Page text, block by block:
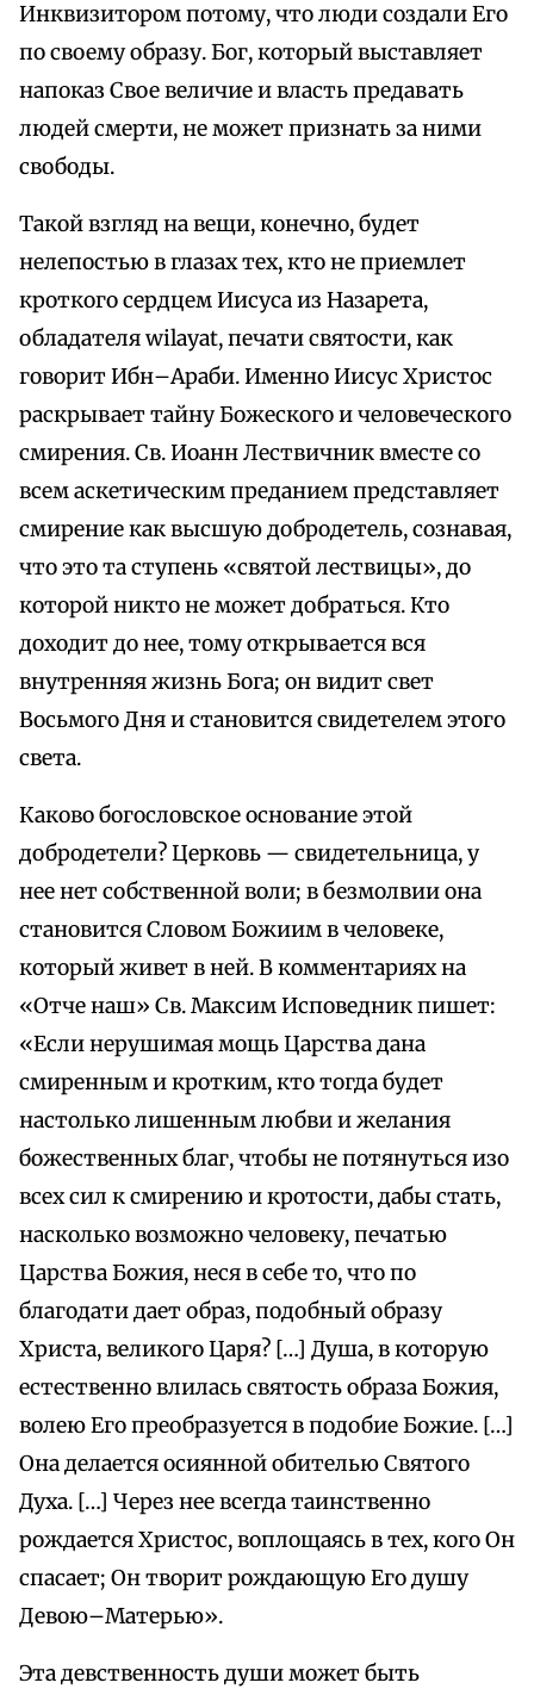
Инквизитором потому, что люди создали Его
по своему образу. Бог, который выставляет
напоказ Свое величие и власть предавать
людей смерти, не может признать за ними
свободы.
Такой взгляд на вещи, конечно, будет
нелепостью в глазах тех, кто не приемлет
кроткого сердцем Иисуса из Назарета,
обладателя wilayat, печати святости, как
говорит Ибн–Араби. Именно Иисус Христос
раскрывает тайну Божеского и человеческого
смирения. Св. Иоанн Лествичник вместе со
всем аскетическим преданием представляет
смирение как высшую добродетель, сознавая,
что это та ступень «святой лествицы», до
которой никто не может добраться. Кто
доходит до нее, тому открывается вся
внутренняя жизнь Бога; он видит свет
Восьмого Дня и становится свидетелем этого
света.
Каково богословское основание этой
добродетели? Церковь — свидетельница, у
нее нет собственной воли; в безмолвии она
становится Словом Божиим в человеке,
который живет в ней. В комментариях на
«Отче наш» Св. Максим Исповедник пишет:
«Если нерушимая мощь Царства дана
смиренным и кротким, кто тогда будет
настолько лишенным любви и желания
божественных благ, чтобы не потянуться изо
всех сил к смирению и кротости, дабы стать,
насколько возможно человеку, печатью
Царства Божия, неся в себе то, что по
благодати дает образ, подобный образу
Христа, великого Царя? […] Душа, в которую
естественно влилась святость образа Божия,
волею Его преобразуется в подобие Божие. […]
Она делается осиянной обителью Святого
Духа. […] Через нее всегда таинственно
рождается Христос, воплощаясь в тех, кого Он
спасает; Он творит рождающую Его душу
Девою–Матерью».
Эта девственность души может быть